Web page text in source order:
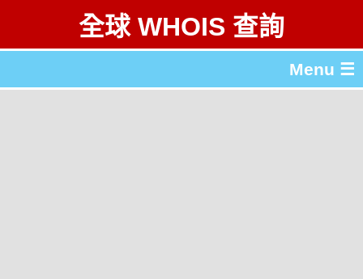
全球 WHOIS 查詢
Menu ☰